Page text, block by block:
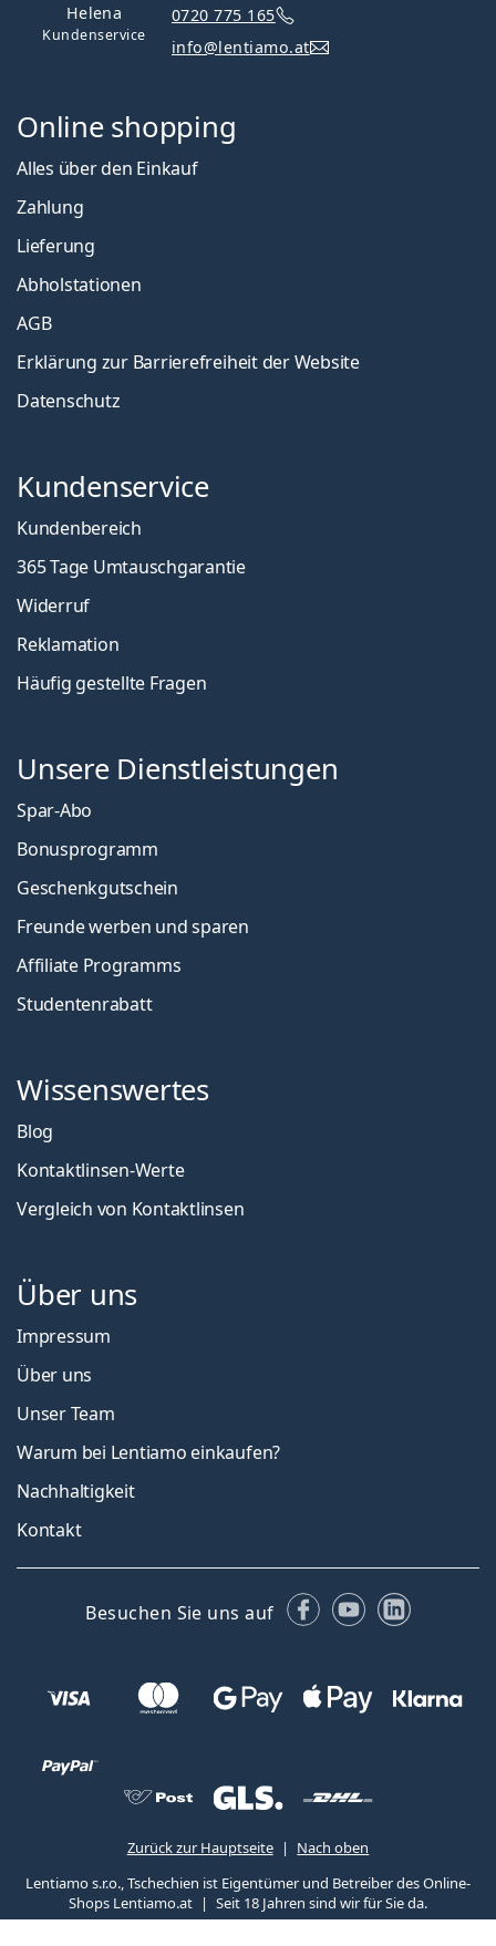
Helena
Kundenservice
0720 775 165
info@lentiamo.at
Online shopping
Alles über den Einkauf
Zahlung
Lieferung
Abholstationen
AGB
Erklärung zur Barrierefreiheit der Website
Datenschutz
Kundenservice
Kundenbereich
365 Tage Umtauschgarantie
Widerruf
Reklamation
Häufig gestellte Fragen
Unsere Dienstleistungen
Spar-Abo
Bonusprogramm
Geschenkgutschein
Freunde werben und sparen
Affiliate Programms
Studentenrabatt
Wissenswertes
Blog
Kontaktlinsen-Werte
Vergleich von Kontaktlinsen
Über uns
Impressum
Über uns
Unser Team
Warum bei Lentiamo einkaufen?
Nachhaltigkeit
Kontakt
Besuchen Sie uns auf Facebook
YouTubeLinkedIn
Zurück zur Hauptseite
Nach oben
Lentiamo s.r.o., Tschechien ist Eigentümer und Betreiber des Online-
Shops Lentiamo.at
Seit 18 Jahren sind wir für Sie da.